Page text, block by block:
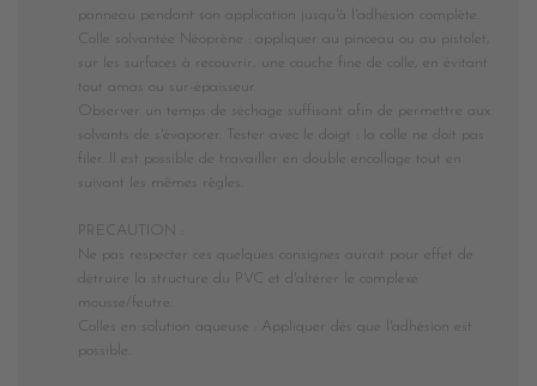
panneau pendant son application jusqu'à l'adhésion complète.
Colle solvantée Néoprène : appliquer au pinceau ou au pistolet,
sur les surfaces à recouvrir, une couche fine de colle, en évitant
tout amas ou sur-épaisseur.
Observer un temps de séchage suffisant afin de permettre aux
solvants de s'évaporer. Tester avec le doigt : la colle ne doit pas
filer. Il est possible de travailler en double encollage tout en
suivant les mêmes règles.
PRECAUTION :
Ne pas respecter ces quelques consignes aurait pour effet de
détruire la structure du PVC et d'altérer le complexe
mousse/feutre.
Colles en solution aqueuse : Appliquer dés que l'adhésion est
possible.